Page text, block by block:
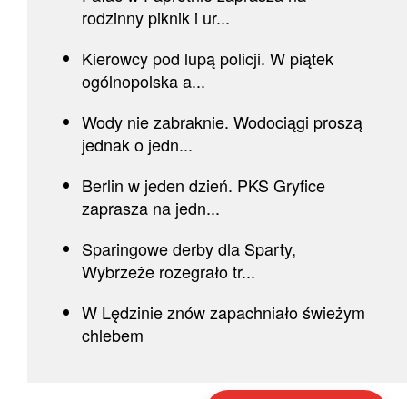
rodzinny piknik i ur...
Kierowcy pod lupą policji. W piątek
ogólnopolska a...
Wody nie zabraknie. Wodociągi proszą
jednak o jedn...
Berlin w jeden dzień. PKS Gryfice
zaprasza na jedn...
Sparingowe derby dla Sparty,
Wybrzeże rozegrało tr...
W Lędzinie znów zapachniało świeżym
chlebem